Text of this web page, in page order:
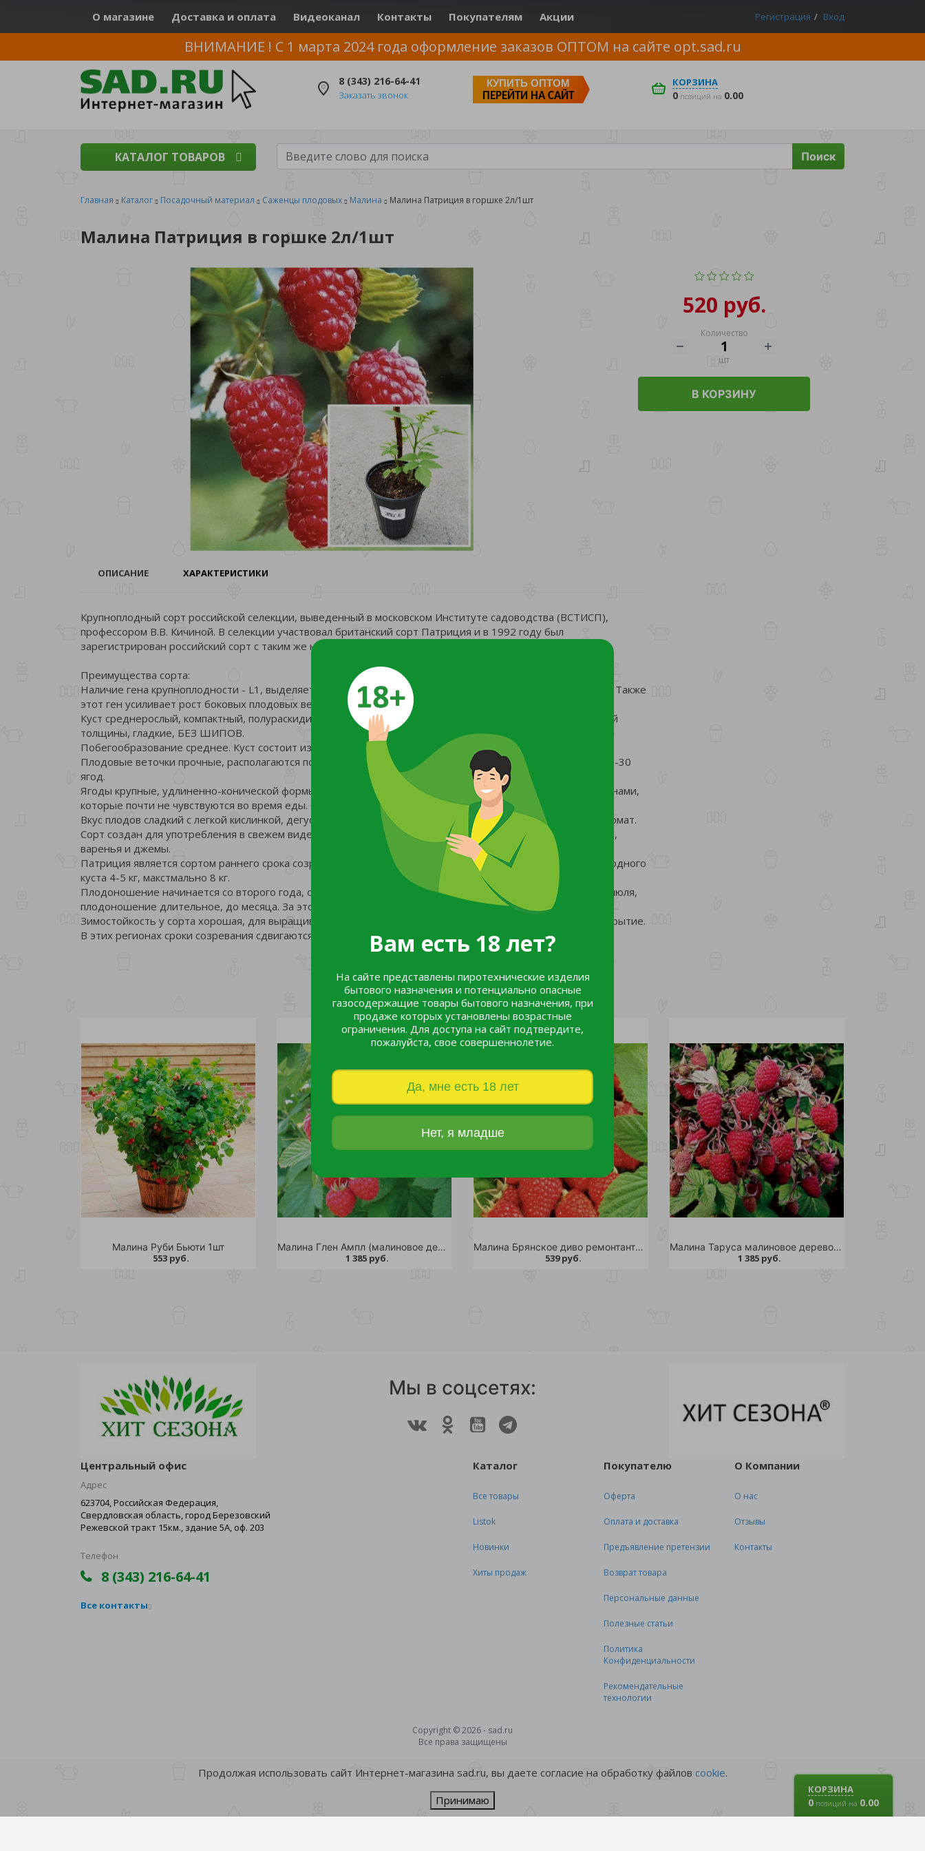
Вам есть 18 лет?
На сайте представлены пиротехнические изделия
бытового назначения и потенциально опасные
газосодержащие товары бытового назначения, при
продаже которых установлены возрастные
ограничения. Для доступа на сайт подтвердите,
пожалуйста, свое совершеннолетие.
Да, мне есть 18 лет
Нет, я младше
О магазине Доставка и оплата Видеоканал Контакты Покупателям Акции Регистрация Вход
ВНИМАНИЕ ! С 1 марта 2024 года оформление заказов ОПТОМ на сайте opt.sad.ru
8 (343) 216-64-41
Заказать звонок
КУПИТЬ ОПТОМ
ПЕРЕЙТИ НА САЙТ
КОРЗИНА
0 позиций на 0.00
КАТАЛОГ ТОВАРОВ Поиск
Главная Каталог Посадочный материал Саженцы плодовых Малина Малина Патриция в горшке 2л/1шт
Малина Патриция в горшке 2л/1шт
520 руб.
Количество
шт
В КОРЗИНУ
ОПИСАНИЕ ХАРАКТЕРИСТИКИ
Крупноплодный сорт российской селекции, выведенный в московском Институте садоводства (ВСТИСП),
профессором В.В. Кичиной. В селекции участвовал британский сорт Патриция и в 1992 году был
зарегистрирован российский сорт с таким же названием, но с улучшенными качествами.
Преимущества сорта:
Наличие гена крупноплодности - L1, выделяет Патрицию среди аналогичных сортов летнего созревания. Также
этот ген усиливает рост боковых плодовых веточек, а в ягодах мелкие семена.
Куст среднерослый, компактный, полураскидистый, высотой -180 см. Побеги прямые, опушенные, средней
толщины, гладкие, БЕЗ ШИПОВ.
Побегообразование среднее. Куст состоит из 8-10 побегов замещения. Листья крупные, светло-зеленые.
Плодовые веточки прочные, располагаются по всей длине стеблей. На одном стебле образуется около 20-30
ягод.
Ягоды крупные, удлиненно-конической формы, темно-малинового цвета, среднеплотные с мелкими семенами,
которые почти не чувствуются во время еды. Средняя масса ягод - от 8-15 г!
Вкус плодов сладкий с легкой кислинкой, дегустационная оценка 4,2 из 5, ощущается яркий малинный аромат.
Сорт создан для употребления в свежем виде. Также ягоды прекрасно идут на заготовки: сушку, компоты,
варенья и джемы.
Патриция является сортом раннего срока созревания, самоплодным и высокоурожайным. Урожайность с одного
куста 4-5 кг, макстмально 8 кг.
Плодоношение начинается со второго года, обильное - с третьего. Ягоды начинают поспевать в начале июля,
плодоношение длительное, до месяца. За это время проводится 5 сборов ягод.
Зимостойкость у сорта хорошая, для выращивания в местности с суровым климатом требуется зимнее укрытие.
В этих регионах сроки созревания сдвигаются на месяц ( в августе).
Малина Руби Бьюти 1шт
553 руб.
Малина Глен Ампл (малиновое дерево) С3 1шт
1 385 руб.
Малина Брянское диво ремонтантная С2 1шт
539 руб.
Малина Таруса малиновое дерево С3 020-040 1 шт
1 385 руб.
КОРЗИНА
0 позиций на 0.00
Мы в соцсетях:
Центральный офис
Адрес
623704, Российская Федерация,
Свердловская область, город Березовский
Режевской тракт 15км., здание 5А, оф. 203
Телефон
8 (343) 216-64-41
Все контакты
Каталог
Все товары
Listok
Новинки
Хиты продаж
Покупателю
Оферта
Оплата и доставка
Предъявление претензии
Возврат товара
Персональные данные
Полезные статьи
Политика
Конфиденциальности
Рекомендательные
технологии
О Компании
О нас
Отзывы
Контакты
Copyright © 2026 - sad.ru
Все права защищены
Продолжая использовать сайт Интернет-магазина sad.ru, вы даете согласие на обработку файлов cookie.
Принимаю